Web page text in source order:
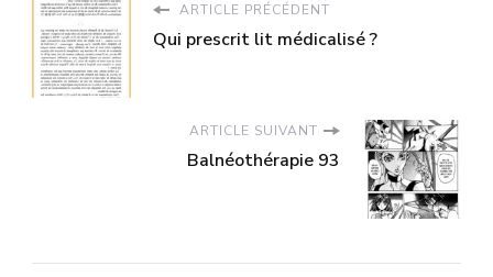
ARTICLE PRÉCÉDENT
Qui prescrit lit médicalisé ?
ARTICLE SUIVANT
Balnéothérapie 93